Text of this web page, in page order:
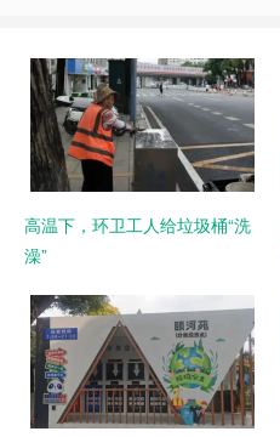
高温下，环卫工人给垃圾桶“洗
澡”